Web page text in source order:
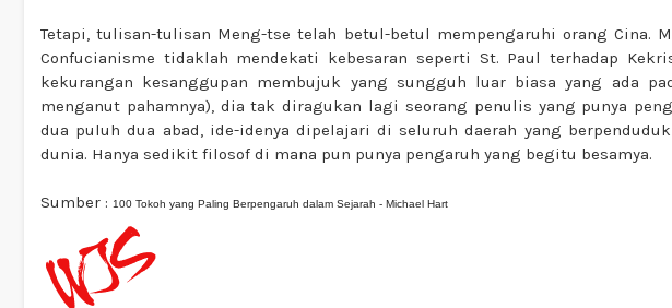
Tetapi, tulisan-tulisan Meng-tse telah betul-betul mempengaruhi orang Cina.
Confucianisme tidaklah mendekati kebesaran seperti St. Paul terhadap
kekurangan kesanggupan membujuk yang sungguh luar biasa yang ada
menganut pahamnya), dia tak diragukan lagi seorang penulis yang punya
dua puluh dua abad, ide-idenya dipelajari di seluruh daerah yang
dunia. Hanya sedikit filosof di mana pun punya pengaruh yang begitu besamya.
Sumber : 100 Tokoh yang Paling Berpengaruh dalam Sejarah - Michael Hart